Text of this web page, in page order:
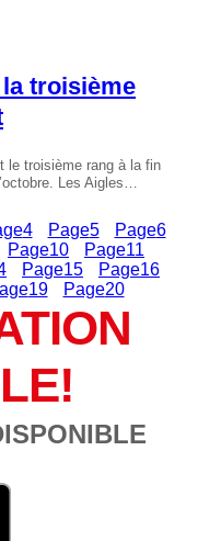
troisième
le troisième rang à la fin
Les Aigles…
4 Page5 Page6
Page10 Page11
Page15 Page16
19 Page20